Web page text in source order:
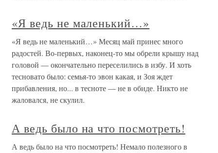
«Я ведь не маленький…»
«Я ведь не маленький…» Месяц май принес много
радостей. Во-первых, наконец-то мы обрели крышу над
головой — окончательно переселились в избу. И хоть
тесновато было: семья-то эвон какая, и Зоя ждет
прибавления, но... в тесноте — не в обиде. Никто не
жаловался, не скулил.
А ведь было на что посмотреть!
А ведь было на что посмотреть! Немало полезного в